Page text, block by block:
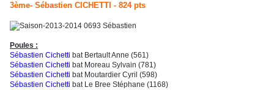
3ème- Sébastien CICHETTI - 824 pts
Poules :
Sébastien Cichetti bat Bertault Anne (561)
Sébastien Cichetti bat Moreau Sylvain (781)
Sébastien Cichetti bat Moutardier Cyril (598)
Sébastien Cichetti bat Le Bree Stéphane (1168)